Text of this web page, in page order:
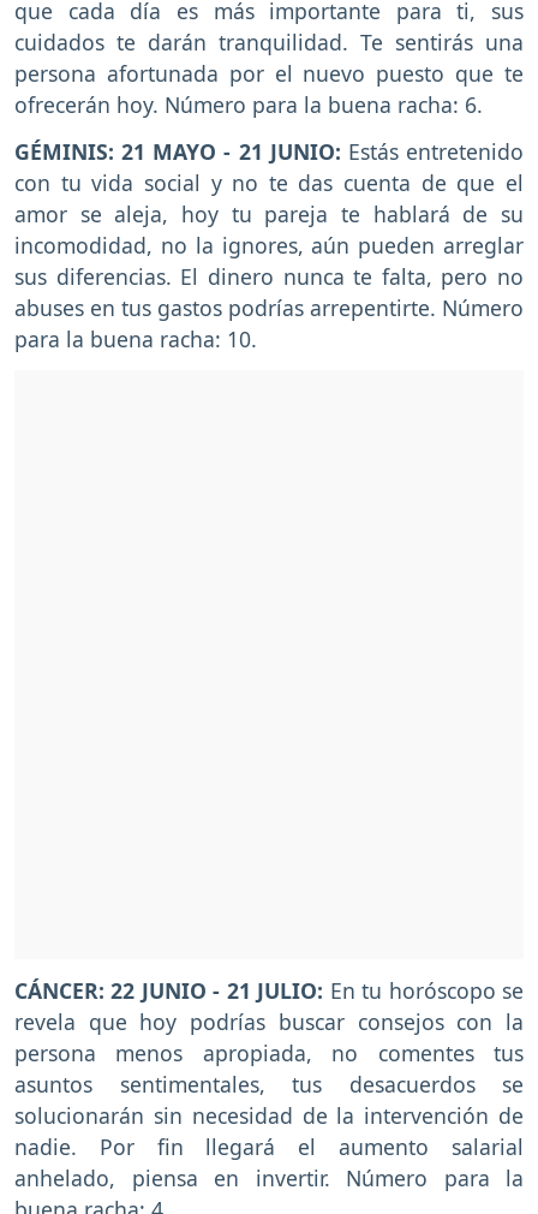
que cada día es más importante para ti, sus
cuidados te darán tranquilidad. Te sentirás una
persona afortunada por el nuevo puesto que te
ofrecerán hoy. Número para la buena racha: 6.
GÉMINIS: 21 MAYO - 21 JUNIO: Estás entretenido
con tu vida social y no te das cuenta de que el
amor se aleja, hoy tu pareja te hablará de su
incomodidad, no la ignores, aún pueden arreglar
sus diferencias. El dinero nunca te falta, pero no
abuses en tus gastos podrías arrepentirte. Número
para la buena racha: 10.
CÁNCER: 22 JUNIO - 21 JULIO: En tu horóscopo se
revela que hoy podrías buscar consejos con la
persona menos apropiada, no comentes tus
asuntos sentimentales, tus desacuerdos se
solucionarán sin necesidad de la intervención de
nadie. Por fin llegará el aumento salarial
anhelado, piensa en invertir. Número para la